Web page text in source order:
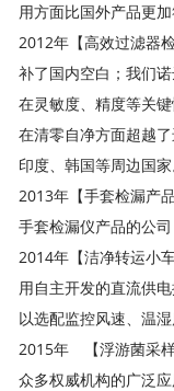
用方面比国外产品更加
2012年【高效过滤器
补了国内空白；我们
在灵敏度、精度等关
在清零自净方面超越
印度、韩国等周边国
2013年【手套检漏产
手套检漏仪产品的公
2014年【洁净转运小
用自主开发的直流供
以选配监控风速、温
2015年 【浮游菌采
众多权威机构的广泛